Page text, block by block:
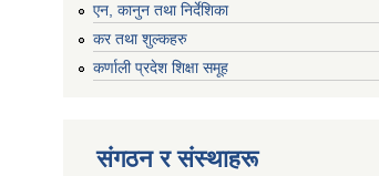
एन, कानुन तथा निर्देशिका
कर तथा शुल्कहरु
कर्णाली प्रदेश शिक्षा समूह
संगठन र संस्थाहरू